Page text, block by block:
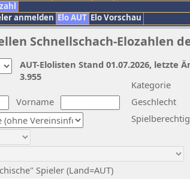
anmelden Elo AUT Elo Vorschau
Schnellschach-Elozahlen
Vorname
Kategorie
Geschlecht
Spieler (Land=AUT)
AUT-Elolisten Stand 01.07.2026, letzte
3.955